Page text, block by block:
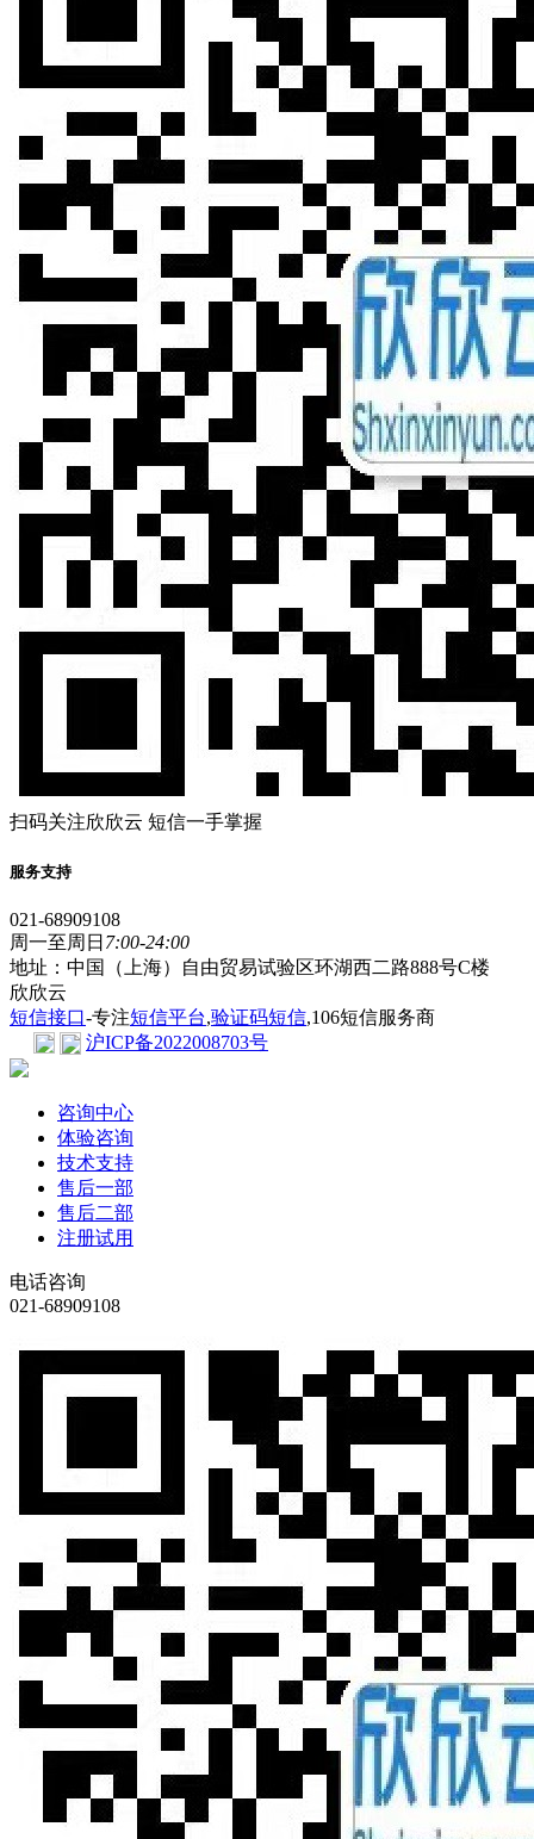
扫码关注欣欣云 短信一手掌握
服务支持
021-68909108
周一至周日 7:00-24:00
地址：中国（上海）自由贸易试验区环湖西二路888号C楼
欣欣云
短信接口-专注短信平台,验证码短信,106短信服务商
沪ICP备2022008703号
咨询中心
体验咨询
技术支持
售后一部
售后二部
注册试用
电话咨询
021-68909108